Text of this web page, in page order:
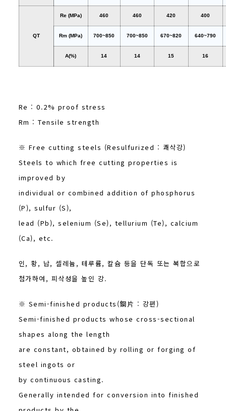
QT
Re (MPa) 460 460 420 400
Rm (MPa) 700~850 700~850 670~820 640~790
A(%) 14 14 15 16
Re : 0.2% proof stress
Rm : Tensile strength
※ Free cutting steels (Resulfurized : 쾌삭강)
Steels to which free cutting properties is
improved by
individual or combined addition of phosphorus
(P), sulfur (S),
lead (Pb), selenium (Se), tellurium (Te), calcium
(Ca), etc.
인, 황, 납, 셀레늄, 테루륨, 칼슘 등을 단독 또는 복합으로
첨가하여, 피삭성을 높인 강.
※ Semi-finished products(鋼片 : 강편)
Semi-finished products whose cross-sectional
shapes along the length
are constant, obtained by rolling or forging of
steel ingots or
by continuous casting.
Generally intended for conversion into finished